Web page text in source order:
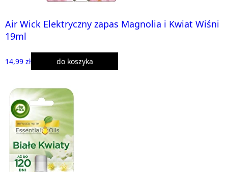
Air Wick Elektryczny zapas Magnolia i Kwiat Wiśni
19ml
14,99 zł do koszyka